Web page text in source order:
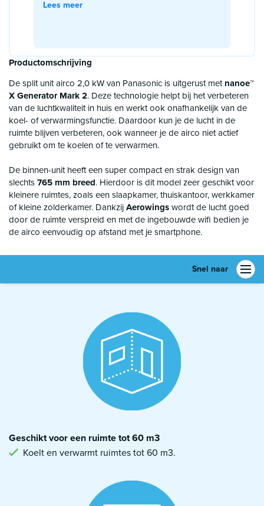
Lees meer
Productomschrijving
De split unit airco 2,0 kW van Panasonic is uitgerust metnanoe™
X Generator Mark 2. Deze technologie helpt bij het verbeteren
van de luchtkwaliteit in huis en werkt ook onafhankelijk van de
koel- of verwarmingsfunctie. Daardoor kun je de lucht in de
ruimte blijven verbeteren, ook wanneer je de airco niet actief
gebruikt om te koelen of te verwarmen.
De binnen-unit heeft een super compact en strak design van
slechts765 mm breed. Hierdoor is dit model zeer geschikt voor
kleinere ruimtes, zoals een slaapkamer, thuiskantoor, werkkamer
of kleine zolderkamer. DankzijAerowingswordt de lucht goed
door de ruimte verspreid en met de ingebouwde wifi bedien je
de airco eenvoudig op afstand met je smartphone.
Snel naar
Geschikt voor een ruimte tot 60 m3
Koelt en verwarmt ruimtes tot 60 m3.